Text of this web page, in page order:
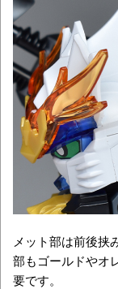
メット部は前後挟
部もゴールドやオ
要です。